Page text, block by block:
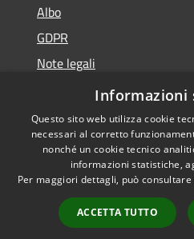
Albo
GDPR
Note legali
Dichiarazione di accessibilità
Accessibilità
Informazioni
Questo sito web utilizza cookie
necessari al corretto
nonché un cookie tecnico
informazioni statistiche,
Per maggiori dettagli, può
ACCETTA TUTTO